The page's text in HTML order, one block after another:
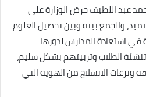
عبد اللطيف حرصَ الوزارة على
والجمع بينه وبين تحصيل العلوم
في استعادة المدارس لدورها
الطلاب وتربيتهم بشكل سليم،
ونزعات الانسلاخ من الهوية التي